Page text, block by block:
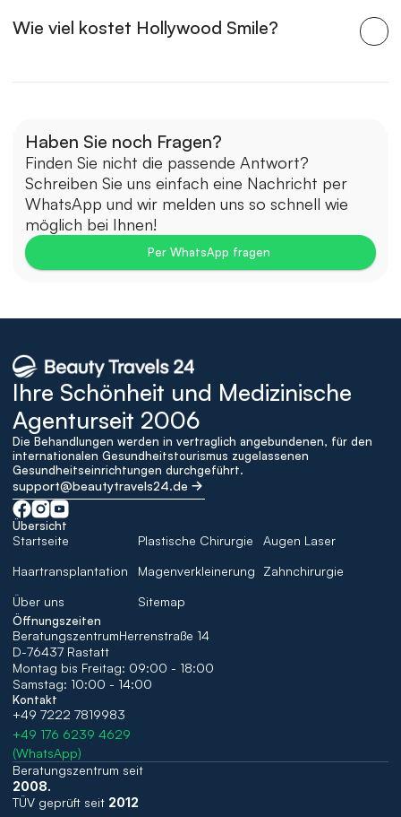
Wie viel kostet Hollywood Smile?
Haben Sie noch Fragen?
Finden Sie nicht die passende Antwort?
Schreiben Sie uns einfach eine Nachricht per
WhatsApp und wir melden uns so schnell wie
möglich bei Ihnen!
Per WhatsApp fragen
Ihre Schönheit und Medizinische
Agenturseit 2006
Die Behandlungen werden in vertraglich angebundenen, für den
internationalen Gesundheitstourismus zugelassenen
Gesundheitseinrichtungen durchgeführt.
support@beautytravels24.de
Öffnungszeiten
BeratungszentrumHerrenstraße 14
D-76437 Rastatt
Montag bis Freitag: 09:00 - 18:00
Samstag: 10:00 - 14:00
Kontakt
+49 7222 7819983
+49 176 6239 4629
(WhatsApp)
Übersicht
Startseite Plastische Chirurgie
Augen Laser
Haartransplantation
Magenverkleinerung
Zahnchirurgie
Über uns
Sitemap
2008.
TÜV geprüft seit 2012